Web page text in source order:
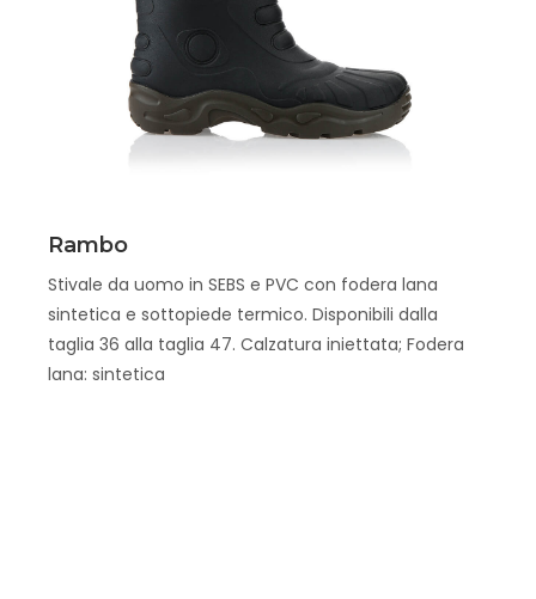
Rambo
Stivale da uomo in SEBS e PVC con fodera lana
sintetica e sottopiede termico. Disponibili dalla
taglia 36 alla taglia 47. Calzatura iniettata; Fodera
lana: sintetica